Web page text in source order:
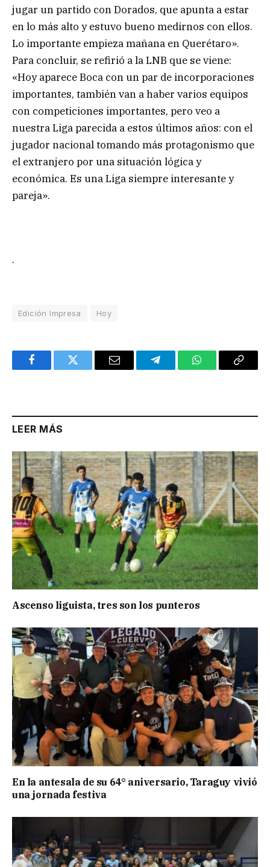
jugar un partido con Dorados, que apunta a estar
en lo más alto y estuvo bueno medirnos con ellos.
Lo importante empieza mañana en Querétaro».
Para concluir, se refirió a la LNB que se viene:
«Hoy aparece Boca con un par de incorporaciones
importantes, también van a haber varios equipos
con competiciones importantes, pero veo a
nuestra Liga parecida a estos últimos años: con el
jugador nacional tomando más protagonismo que
el extranjero por una situación lógica y
económica. Es una Liga siempre interesante y
pareja».
.
Edición Impresa Hoy
FacebookTwitter Email TelegramWhatsAppCopy
LEER MÁS
Ascenso liguista, tres son los punteros
En la antesala de su 64° aniversario, Taraguy vivió
una jornada festiva